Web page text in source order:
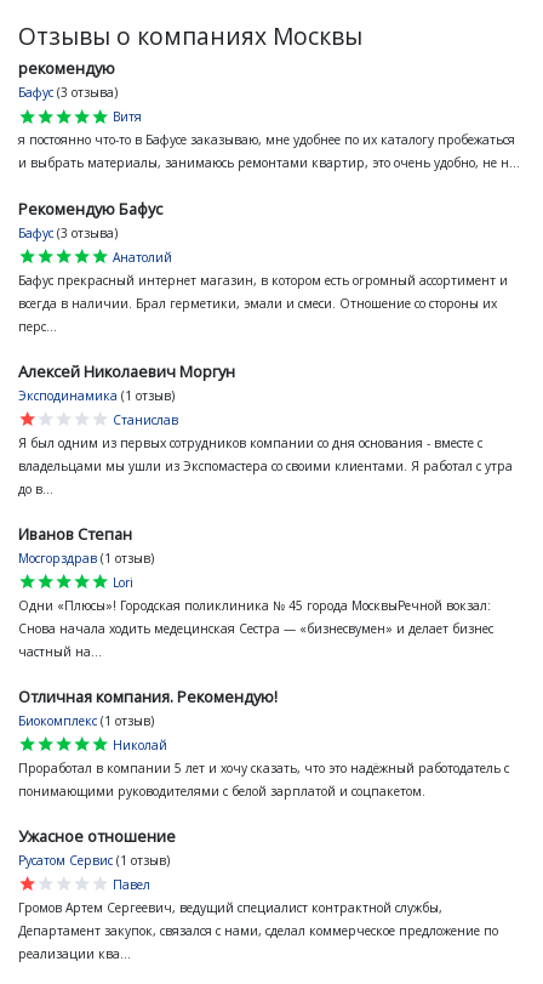
Отзывы о компаниях Москвы
рекомендую
Бафус (3 отзыва)
star
star
star
star
star
Витя
я постоянно что-то в Бафусе заказываю, мне удобнее по их каталогу пробежаться
и выбрать материалы, занимаюсь ремонтами квартир, это очень удобно, не н...
Рекомендую Бафус
Бафус (3 отзыва)
star
star
star
star
star
Анатолий
Бафус прекрасный интернет магазин, в котором есть огромный ассортимент и
всегда в наличии. Брал герметики, эмали и смеси. Отношение со стороны их
перс...
Алексей Николаевич Моргун
Эксподинамика (1 отзыв)
star
star
star
star
star
Станислав
Я был одним из первых сотрудников компании со дня основания - вместе с
владельцами мы ушли из Экспомастера со своими клиентами. Я работал с утра
до в...
Иванов Степан
Мосгорздрав (1 отзыв)
star
star
star
star
star
Lori
Одни «Плюсы»! Городская поликлиника № 45 города МосквыРечной вокзал:
Снова начала ходить медецинская Сестра — «бизнесвумен» и делает бизнес
частный на...
Отличная компания. Рекомендую!
Биокомплекс (1 отзыв)
star
star
star
star
star
Николай
Проработал в компании 5 лет и хочу сказать, что это надёжный работодатель с
понимающими руководителями с белой зарплатой и соцпакетом.
Ужасное отношение
Русатом Сервис (1 отзыв)
star
star
star
star
star
Павел
Громов Артем Сергеевич, ведущий специалист контрактной службы,
Департамент закупок, связался с нами, сделал коммерческое предложение по
реализации ква...